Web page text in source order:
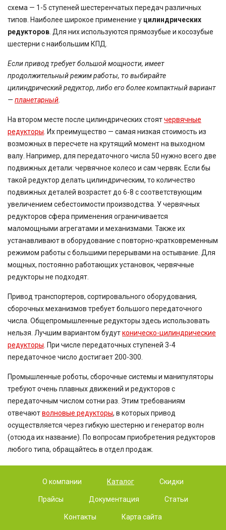
схема — 1-5 ступеней шестеренчатых передач различных
типов. Наиболее широкое применение у цилиндрических
редукторов . Для них используются прямозубые и косозубые
шестерни с наибольшим КПД.
Если привод требует большой мощности, имеет
продолжительный режим работы, то выбирайте
цилиндрический редуктор, либо его более компактный вариант
— планетарный
На втором месте после цилиндрических стоятчервячные
редукторы . Их преимущество — самая низкая стоимость из
возможных в пересчете на крутящий момент на выходном
валу. Например, для передаточного числа 50 нужно всего две
подвижных детали: червячное колесо и сам червяк. Если бы
такой редуктор делать цилиндрическим, то количество
подвижных деталей возрастет до 6-8 с соответствующим
увеличением себестоимости производства. У червячных
редукторов сфера применения ограничивается
маломощными агрегатами и механизмами. Также их
устанавливают в оборудование с повторно-кратковременным
режимом работы с большими перерывами на остывание. Для
мощных, постоянно работающих установок, червячные
редукторы не подходят.
Привод транспортеров, сортировального оборудования,
сборочных механизмов требует большого передаточного
числа. Общепромышленные редукторы здесь использовать
нельзя. Лучшим вариантом будутконическо-цилиндрические
редукторы . При числе передаточных ступеней 3-4
передаточное число достигает 200-300.
Промышленные роботы, сборочные системы и манипуляторы
требуют очень плавных движений и редукторов с
передаточным числом сотни раз. Этим требованиям
отвечаютволновые редукторы, в которых привод
осуществляется через гибкую шестерню и генератор волн
(отсюда их название). По вопросам приобретения редукторов
любого типа, обращайтесь в отдел продаж.
О компании Каталог Скидки
Прайсы Документация Статьи
Контакты Карта сайта